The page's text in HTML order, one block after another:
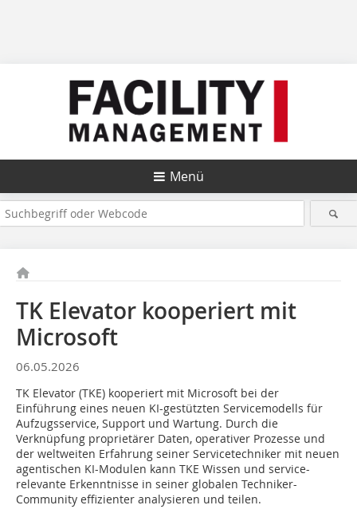
Menü
TK Elevator kooperiert mit
Microsoft
06.05.2026
TK Elevator (TKE) kooperiert mit Microsoft bei der
Einführung eines neuen KI-gestützten Servicemodells für
Aufzugsservice, Support und Wartung. Durch die
Verknüpfung proprietärer Daten, operativer Prozesse und
der weltweiten Erfahrung seiner Servicetechniker mit neuen
agentischen KI-Modulen kann TKE Wissen und service-
relevante Erkenntnisse in seiner globalen Techniker-
Community effizienter analysieren und teilen.